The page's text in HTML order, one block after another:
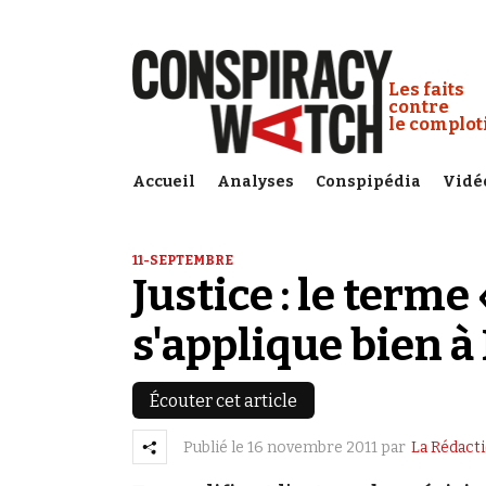
Conspiracy
Les faits
contre
le
Accueil Analyses Conspipédia
11-SEPTEMBRE
Justice : le
s'applique bien
Écouter cet article
Publié le 16 novembre 2011 par La